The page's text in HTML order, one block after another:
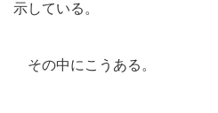
示している。
その中にこうある。